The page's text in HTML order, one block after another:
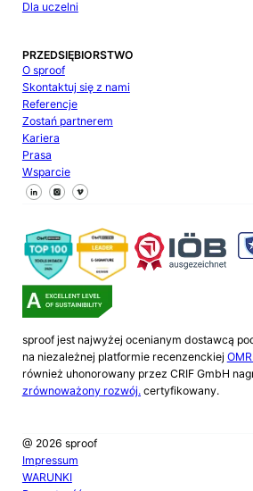
Dla uczelni
PRZEDSIĘBIORSTWO
O sproof
Skontaktuj się z nami
Referencje
Zostań partnerem
Kariera
Prasa
Wsparcie
Śledź nas na Facebooku
Śledź nas na X
Śledź nas na LinkedIn
sproof jest najwyżej ocenianym dostawcą
na niezależnej platformie recenzenckiej
również uhonorowany przez CRIF GmbH
zrównoważony rozwój.certyfikowany.
@ 2026 sproof
Impressum
WARUNKI